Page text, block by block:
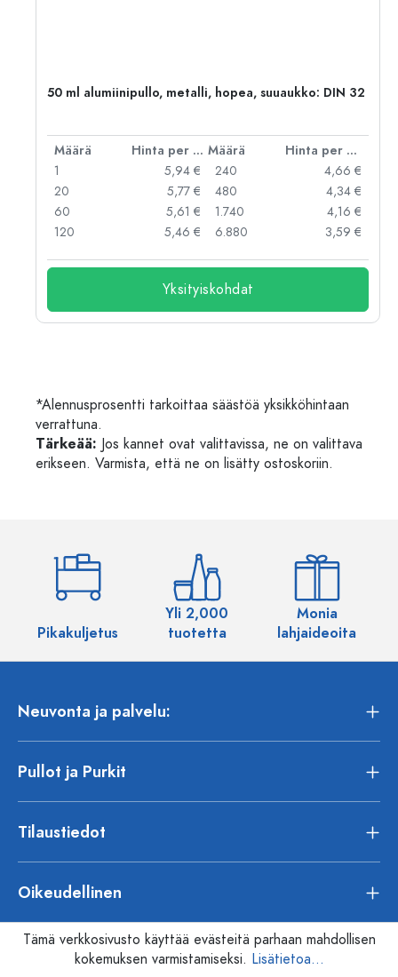
50 ml alumiinipullo, metalli, hopea, suuaukko: DIN 32
Määrä Hinta per kpl Määrä
Hinta per kpl
1
5,94 €
20
5,77 €
60
5,61 €
120
5,46 €
240
4,66 €
480
4,34 €
1.740
4,16 €
6.880
3,59 €
Yksityiskohdat
*Alennusprosentti tarkoittaa säästöä yksikköhintaan
verrattuna.
Tärkeää: Jos kannet ovat valittavissa, ne on valittava
erikseen. Varmista, että ne on lisätty ostoskoriin.
Pikakuljetus
Yli 2,000
tuotetta
Monia
lahjaideoita
Neuvonta ja palvelu:
Pullot ja Purkit
Tilaustiedot
Oikeudellinen
Tämä verkkosivusto käyttää evästeitä parhaan mahdollisen
kokemuksen varmistamiseksi. Lisätietoa...